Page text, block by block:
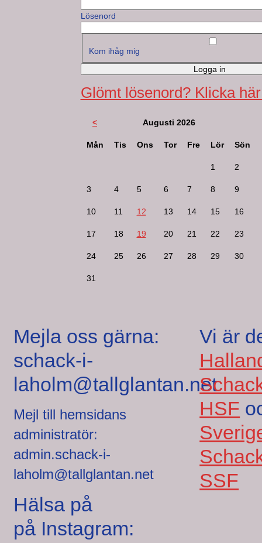
Lösenord
Kom ihåg mig
Logga in
Glömt lösenord? Klicka
< Augusti 2026
Mån Tis Ons Tor Fre Lör Sön
1 2
3 4 5 6 7 8 9
10 11 12 13 14 15 16
17 18 19 20 21 22 23
24 25 26 27 28 29 30
31
Mejla oss gärna:
schack-i-
laholm@tallglantan.net
Mejl till hemsidans
administratör:
admin.schack-i-
laholm@tallglantan.net
Hälsa på
på Instagram:
Vi är
HSF
SSF